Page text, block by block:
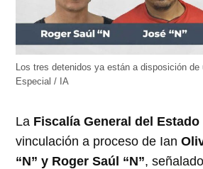
Los tres detenidos ya están a disposición
Especial / IA
La Fiscalía General del Estado
vinculación a proceso de Ian
“N” y Roger Saúl “N”,